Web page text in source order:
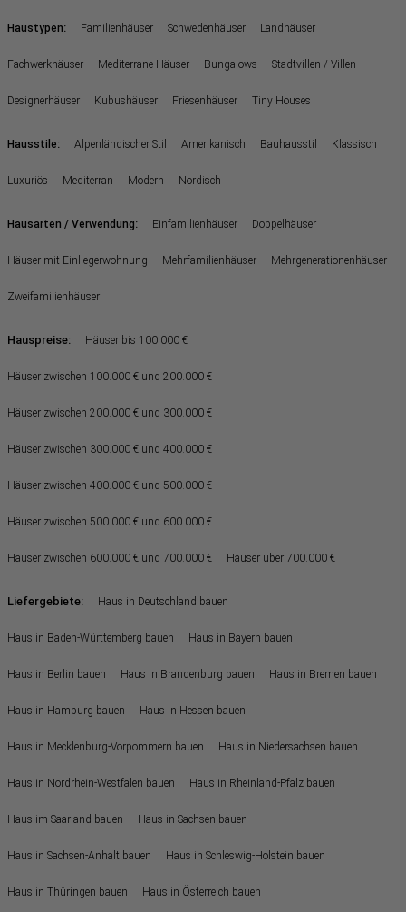
Haustypen: Familienhäuser Schwedenhäuser Landhäuser
Fachwerkhäuser Mediterrane Häuser Bungalows Stadtvillen / Villen
Designerhäuser Kubushäuser Friesenhäuser Tiny Houses
Hausstile: Alpenländischer Stil Amerikanisch Bauhausstil Klassisch
Luxuriös Mediterran Modern Nordisch
Hausarten / Verwendung: Einfamilienhäuser Doppelhäuser
Häuser mit Einliegerwohnung Mehrfamilienhäuser Mehrgenerationenhäuser
Zweifamilienhäuser
Hauspreise: Häuser bis 100.000 €
Häuser zwischen 100.000 € und 200.000 €
Häuser zwischen 200.000 € und 300.000 €
Häuser zwischen 300.000 € und 400.000 €
Häuser zwischen 400.000 € und 500.000 €
Häuser zwischen 500.000 € und 600.000 €
Häuser zwischen 600.000 € und 700.000 € Häuser über 700.000 €
Liefergebiete: Haus in Deutschland bauen
Haus in Baden-Württemberg bauen Haus in Bayern bauen
Haus in Berlin bauen Haus in Brandenburg bauen Haus in Bremen bauen
Haus in Hamburg bauen Haus in Hessen bauen
Haus in Mecklenburg-Vorpommern bauen Haus in Niedersachsen bauen
Haus in Nordrhein-Westfalen bauen Haus in Rheinland-Pfalz bauen
Haus im Saarland bauen Haus in Sachsen bauen
Haus in Sachsen-Anhalt bauen Haus in Schleswig-Holstein bauen
Haus in Thüringen bauen Haus in Österreich bauen